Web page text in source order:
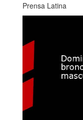
Prensa Latina